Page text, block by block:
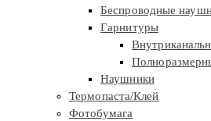
Беспроводные
Гарнитуры
Наушники
Термопаста/Клей
Фотобумага